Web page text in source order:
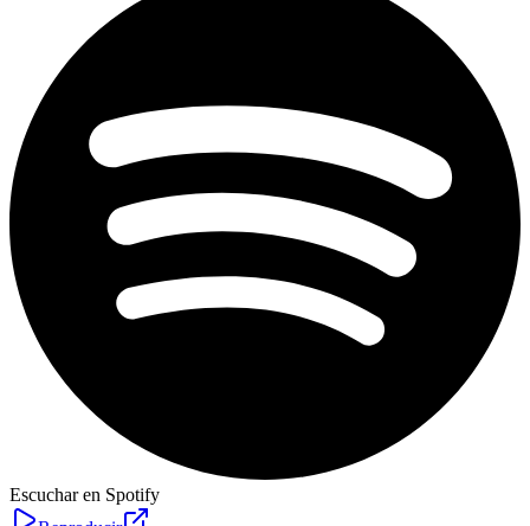
Escuchar en Spotify